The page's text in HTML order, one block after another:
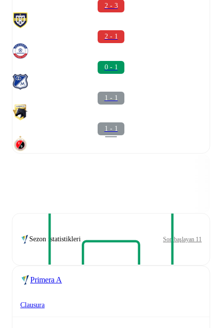
2 - 3
2 - 1
0 - 1
1 - 1
1 - 1
Sezon istatistikleri Son başlayan 11
Primera A
Clausura